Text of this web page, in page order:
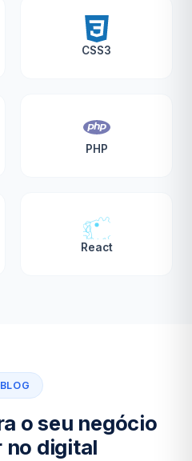
CSS3
PHP
React
BLOG
o seu negócio
no digital